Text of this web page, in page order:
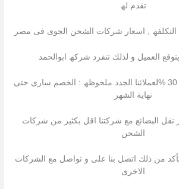
تقدم لھ
التكلفھ , اسعار شركات الشحن الجوى فى مصر
العمیل و لذلك تنفرد شركھ ابوالحمد
بتقدیم خصم یصل الى 30 %لعملائنا الجدد ملحوظھ : الخصم سارى حتى
نھایة الشھر
البضائع مع شركتنا اقل بكثیر من شركات
الشحن
من ذلك اتصل بنا على و تواصل مع الشركات
الاخرى